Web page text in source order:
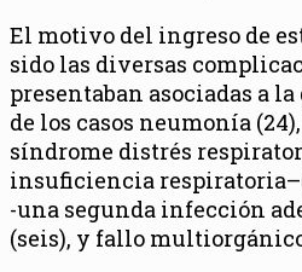
El motivo del ingreso de
sido las diversas
presentaban asociadas a
de los casos neumonía
síndrome distrés
insuficiencia
-una segunda infección
(seis), y fallo